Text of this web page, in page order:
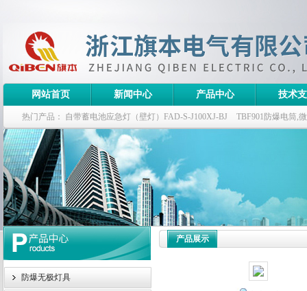
网站首页 新闻中心 产品中心 技术
热门产品： 自带蓄电池应急灯（壁灯）FAD-S-J100XJ-BJ TBF901防爆电筒,
栏式无极灯 G9960-W120W长寿无极工厂灯,三防无极灯
防爆泛光灯
防爆无极灯具
产品展示